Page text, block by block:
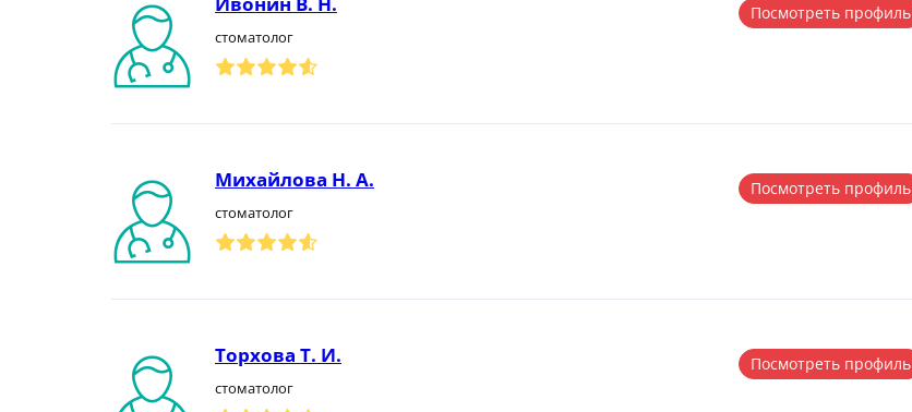
стоматолог
Посмотреть профиль
Михайлова Н. А.
стоматолог
Посмотреть профиль
Торхова Т. И.
стоматолог
Посмотреть профиль